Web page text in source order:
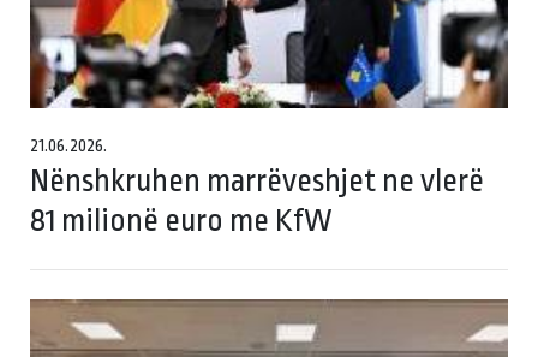
21.06.2026.
Nënshkruhen marrëveshjet ne vlerë
81 milionë euro me KfW